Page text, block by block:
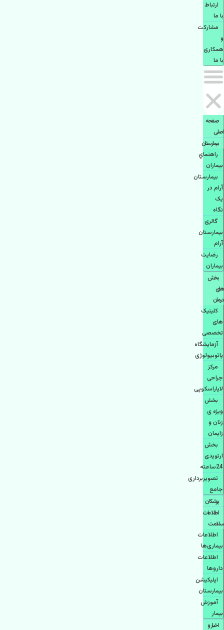
ارتباط
با ما
مشاركت
و
همكاری
با ما
صفحه
اصلی
بيمارستان
راهنماي
بیماران
بیمارستان
آرام در
یک
نگاه
گالری
بیمارستان
آرام
رضایت
بیماران
بخش
های
درمان
کلینیک
های
تخصصی
آزمایشگاه
پاتوبیولوژی
مرکز
جراحی
لاپاراسکوپی
بخش
ویژه ی
زنان و
زایمان
بخش
ارتوپدی
24ساعته
تصویربرداری
جامع
پزشكان
اطلاعات
سلامت
اطلاعات
بیماری‌ها
اطلاعات
دارو‌ها
اپليكيشن
بيمارستان
آموزش
بیمار
اخبار و